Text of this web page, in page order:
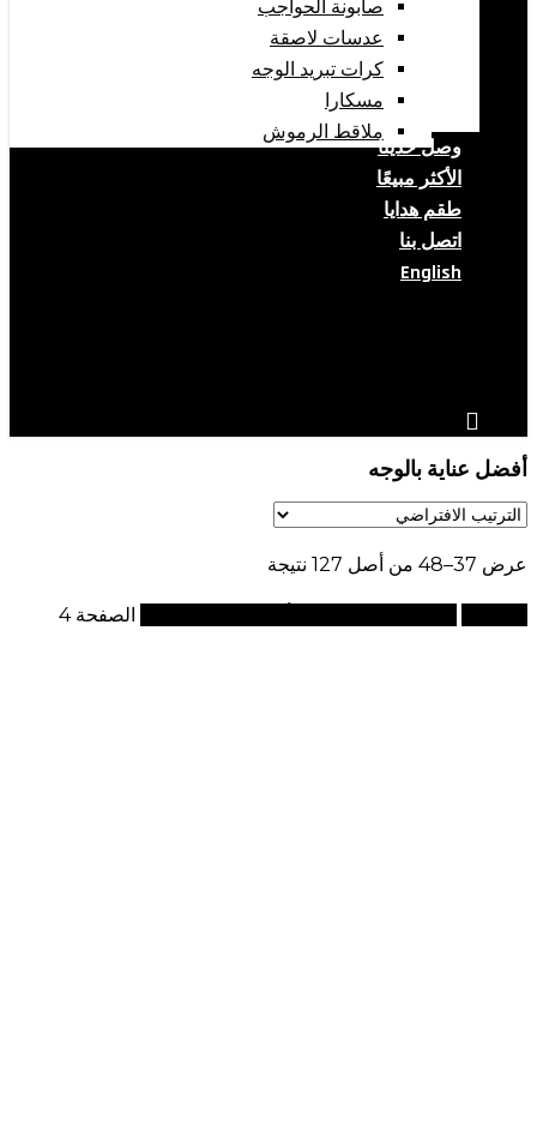
صابونة الحواجب
عدسات لاصقة
كرات تبريد الوجه
مسكارا
ملاقط الرموش
وصل حديثا
الأكثر مبيعًا
طقم هدايا
اتصل بنا
English
أفضل عناية بالوجه
عرض 37–48 من أصل 127 نتيجة
الصفحة 4